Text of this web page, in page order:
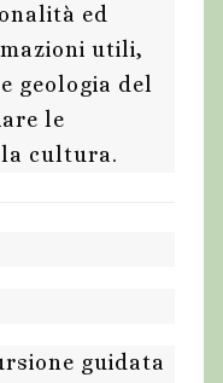
ed
utili,
geologia del
le
cultura.
guidata